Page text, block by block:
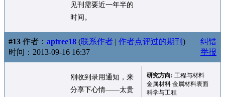
见刊需要近一年半的
时间。
#13 作者： aptree18 (联系作者 | 作者点评过的期刊 )
时间：2013-09-16 16:37
纠错
举报
刚收到录用通知，来
分享下心情——太贵
研究方向: 工程与材料
金属材料 金属材料表面
科学与工程